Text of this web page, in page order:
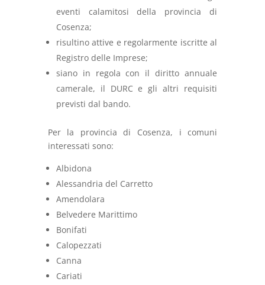
eventi calamitosi della provincia di
Cosenza;
risultino attive e regolarmente iscritte al
Registro delle Imprese;
siano in regola con il diritto annuale
camerale, il DURC e gli altri requisiti
previsti dal bando.
Per la provincia di Cosenza, i comuni
interessati sono:
Albidona
Alessandria del Carretto
Amendolara
Belvedere Marittimo
Bonifati
Calopezzati
Canna
Cariati